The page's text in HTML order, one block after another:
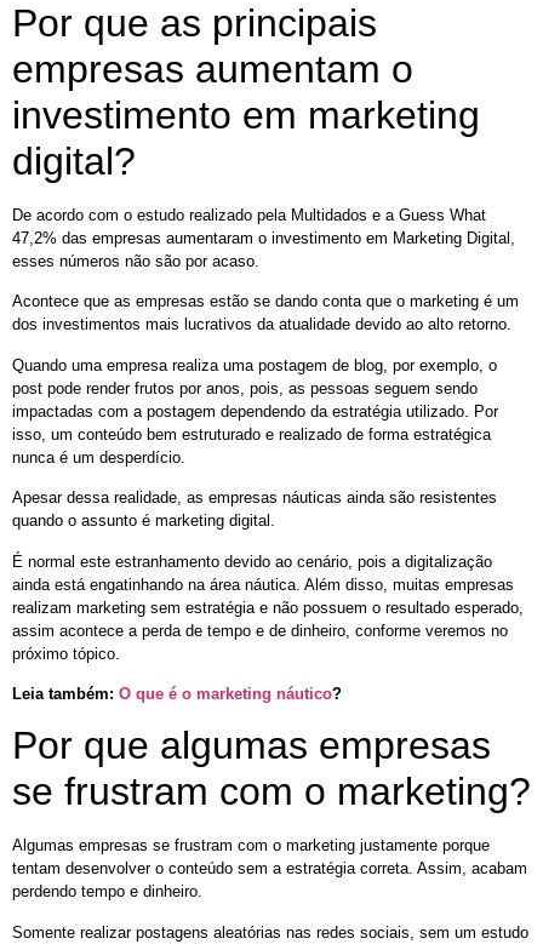
Por que as principais
empresas aumentam o
investimento em marketing
digital?
De acordo com o estudo realizado pela Multidados e a Guess What
47,2% das empresas aumentaram o investimento em Marketing Digital,
esses números não são por acaso.
Acontece que as empresas estão se dando conta que o marketing é um
dos investimentos mais lucrativos da atualidade devido ao alto retorno.
Quando uma empresa realiza uma postagem de blog, por exemplo, o
post pode render frutos por anos, pois, as pessoas seguem sendo
impactadas com a postagem dependendo da estratégia utilizado. Por
isso, um conteúdo bem estruturado e realizado de forma estratégica
nunca é um desperdício.
Apesar dessa realidade, as empresas náuticas ainda são resistentes
quando o assunto é marketing digital.
É normal este estranhamento devido ao cenário, pois a digitalização
ainda está engatinhando na área náutica. Além disso, muitas empresas
realizam marketing sem estratégia e não possuem o resultado esperado,
assim acontece a perda de tempo e de dinheiro, conforme veremos no
próximo tópico.
Leia também: O que é o marketing náutico?
Por que algumas empresas
se frustram com o marketing?
Algumas empresas se frustram com o marketing justamente porque
tentam desenvolver o conteúdo sem a estratégia correta. Assim, acabam
perdendo tempo e dinheiro.
Somente realizar postagens aleatórias nas redes sociais, sem um estudo